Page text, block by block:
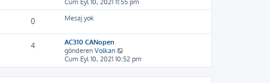
l
e
ü
n
ı
g
ü
ü
e
n
s
ı
g
ö
Cum Eyl 10, 2021 11:55 pm
0 Mesaj yok
4
AC310 CANopen
gönderen Volkan
o
n
m
Cum Eyl 10, 2021 10:52 pm